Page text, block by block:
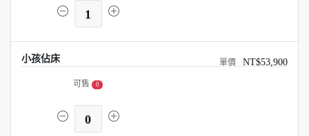
1
小孩佔床 NT$53,900
可售 0
0